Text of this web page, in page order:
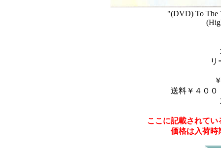
"(DVD) To The
リ
送料￥４００
ここに記載されて
価格は入荷時